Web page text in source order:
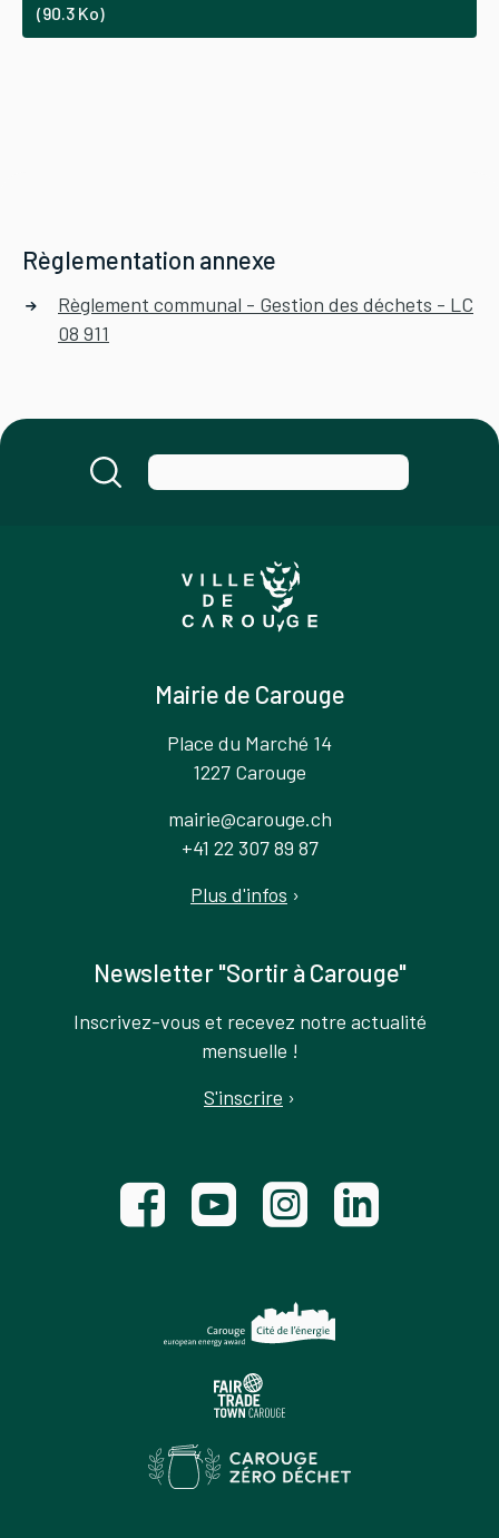
(90.3 Ko)
Règlementation annexe
Règlement communal - Gestion des déchets - LC
08 911
Mairie de Carouge
Place du Marché 14
1227 Carouge
mairie@carouge.ch
+41 22 307 89 87
Plus d'infos ›
Newsletter "Sortir à Carouge"
Inscrivez-vous et recevez notre actualité
mensuelle !
S'inscrire ›